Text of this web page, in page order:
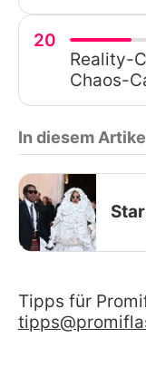
20
Reality-
Chaos-
In diesem
Tipps für